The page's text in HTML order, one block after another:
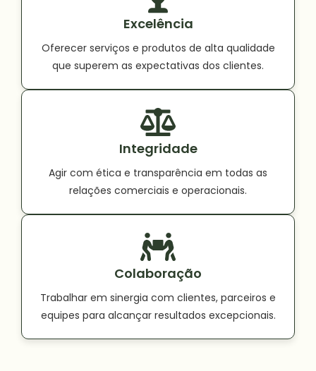
Excelência
Oferecer serviços e produtos de alta qualidade
que superem as expectativas dos clientes.
Integridade
Agir com ética e transparência em todas as
relações comerciais e operacionais.
Colaboração
Trabalhar em sinergia com clientes, parceiros e
equipes para alcançar resultados excepcionais.